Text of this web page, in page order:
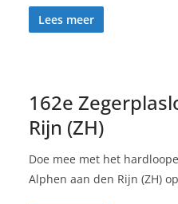
Lees meer
162e
Rijn (ZH)
Doe mee met het
Alphen aan den Rijn (ZH)